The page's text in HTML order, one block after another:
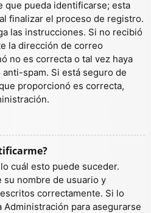
que pueda identificarse; esta
finalizar el proceso de registro.
las instrucciones. Si no recibió
la dirección de correo
no es correcta o tal vez haya
spam. Si está seguro de
proporcionó es correcta,
cuál esto puede suceder.
su nombre de usuario y
correctamente. Si lo
Administración para asegurarse